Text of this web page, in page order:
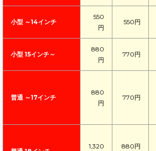
小型 ～14インチ
550
円
550円
小型 15インチ～
880
円
770円
普通 ～17インチ
880
円
770円
1,320
880円